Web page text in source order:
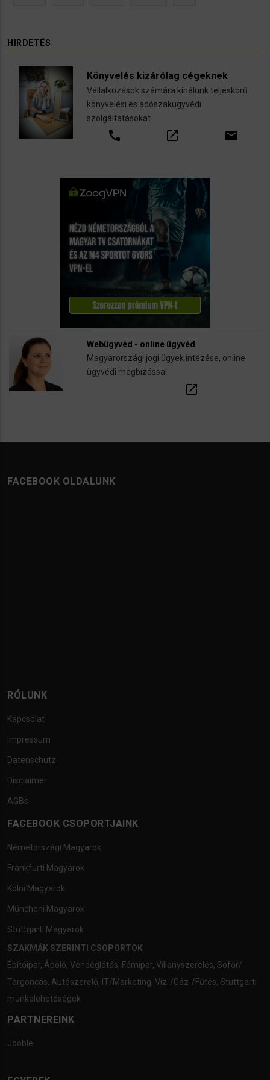
HIRDETÉS
Könyvelés kizárólag cégeknek
Vállalkozások számára kínálunk teljeskörű
könyvelési és adószakügyvédi
szolgáltatásokat
call open_in_new email
Webügyvéd - online ügyvéd
Magyarországi jogi ügyek intézése, online
ügyvédi megbízással
open_in_new
FACEBOOK OLDALUNK
RÓLUNK
Kapcsolat
Impressum
Datenschutz
Disclaimer
AGBs
FACEBOOK CSOPORTJAINK
Németországi Magyarok
Frankfurti Magyarok
Kölni Magyarok
Müncheni Magyarok
Stuttgarti Magyarok
SZAKMÁK SZERINTI CSOPORTOK
Építőipar, Ápoló, Vendéglátás, Fémipar, Villanyszerelés, Sofőr/
Targoncás, Autószerelő, IT/Marketing, Víz-/Gáz-/Fűtés, Stuttgarti
munkalehetőségek
PARTNEREINK
Jooble